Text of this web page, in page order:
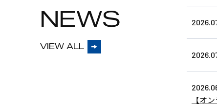
NEWS
VIEW ALL
【オ